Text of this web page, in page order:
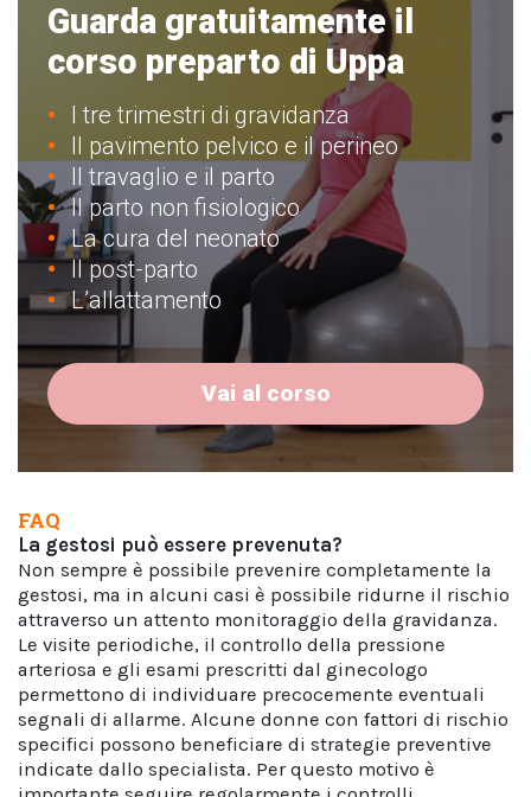
Guarda gratuitamente il
corso preparto di Uppa
I tre trimestri di gravidanza
Il pavimento pelvico e il perineo
Il travaglio e il parto
Il parto non fisiologico
La cura del neonato
Il post-parto
L’allattamento
Vai al corso
FAQ
La gestosi può essere prevenuta?
Non sempre è possibile prevenire completamente la
gestosi, ma in alcuni casi è possibile ridurne il rischio
attraverso un attento monitoraggio della gravidanza.
Le visite periodiche, il controllo della pressione
arteriosa e gli esami prescritti dal ginecologo
permettono di individuare precocemente eventuali
segnali di allarme. Alcune donne con fattori di rischio
specifici possono beneficiare di strategie preventive
indicate dallo specialista. Per questo motivo è